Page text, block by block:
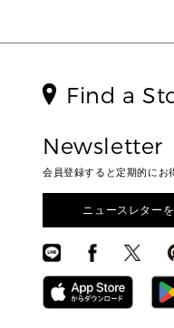
Find a
Newsletter
会員登録すると定期的にお
ニュースレター